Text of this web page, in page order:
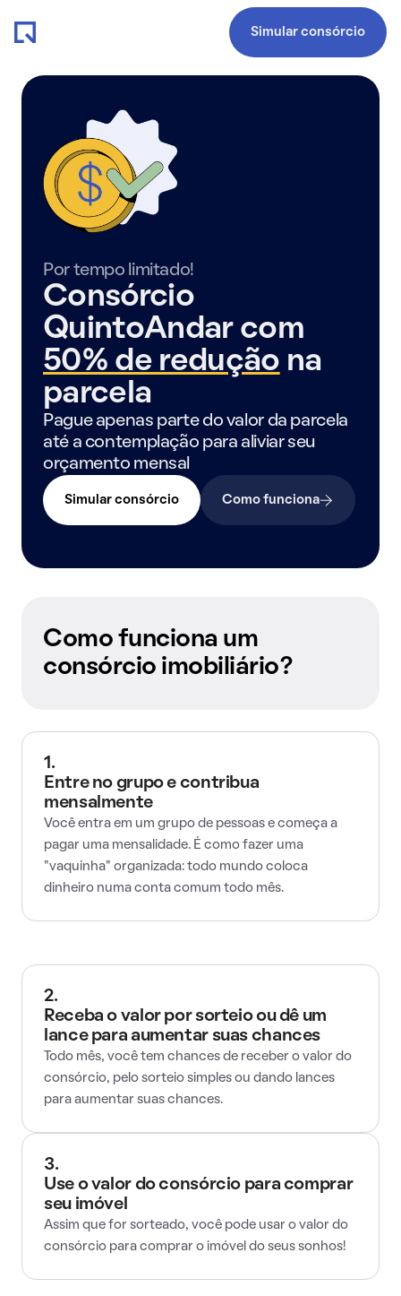
Simular consórcio
Por tempo limitado!
Consórcio
QuintoAndar com
50% de redução na
parcela
Pague apenas parte do valor da parcela
até a contemplação para aliviar seu
orçamento mensal
Simular consórcio Como funciona
Como funciona um
consórcio imobiliário?
1.
Entre no grupo e contribua
mensalmente
Você entra em um grupo de pessoas e começa a
pagar uma mensalidade. É como fazer uma
"vaquinha" organizada: todo mundo coloca
dinheiro numa conta comum todo mês.
2.
Receba o valor por sorteio ou dê um
lance para aumentar suas chances
Todo mês, você tem chances de receber o valor do
consórcio, pelo sorteio simples ou dando lances
para aumentar suas chances.
3.
Use o valor do consórcio para comprar
seu imóvel
Assim que for sorteado, você pode usar o valor do
consórcio para comprar o imóvel do seus sonhos!